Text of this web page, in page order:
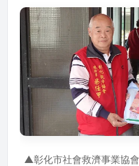
▲彰化市社會救濟事業協